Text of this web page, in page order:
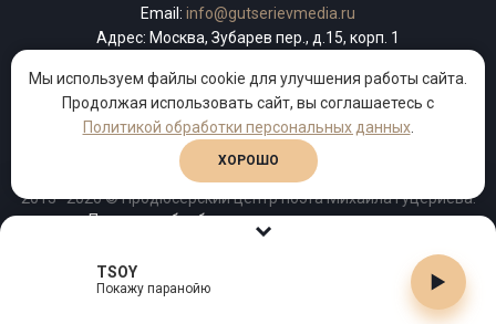
TSOY
Покажу паранойю
Email: info@gutserievmedia.ru
Адрес: Москва, Зубарев пер., д.15, корп. 1
СВЯЗАТЬСЯ С НАМИ
2013–2026 © Продюсерский центр поэта Михаила Гуцериева.
Политика обработки персональных данных
Мы используем файлы cookie для улучшения работы сайта.
Продолжая использовать сайт, вы соглашаетесь с
Политикой обработки персональных данных.
ХОРОШО